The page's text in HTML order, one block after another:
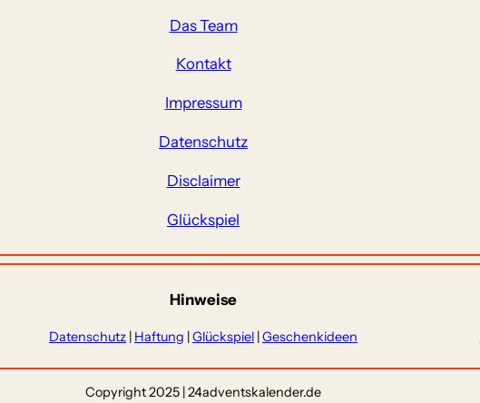
Das Team
Kontakt
Impressum
Datenschutz
Disclaimer
Glückspiel
Hinweise
Datenschutz | Haftung |Glückspiel |Geschenkideen
Copyright 2025 | 24adventskalender.de